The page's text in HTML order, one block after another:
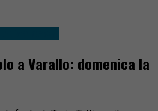
a Varallo: domenica la